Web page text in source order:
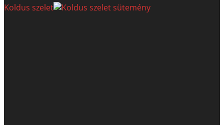
Koldus szelet